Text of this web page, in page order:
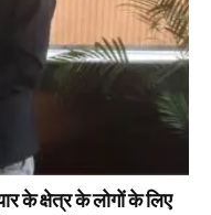
के क्षेत्र के लोगों के लिए